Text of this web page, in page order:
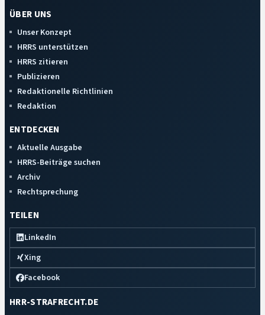
ÜBER UNS
Unser Konzept
HRRS unterstützen
HRRS zitieren
Publizieren
Redaktionelle Richtlinien
Redaktion
ENTDECKEN
Aktuelle Ausgabe
HRRS-Beiträge suchen
Archiv
Rechtsprechung
TEILEN
LinkedIn
Xing
Facebook
HRR-STRAFRECHT.DE